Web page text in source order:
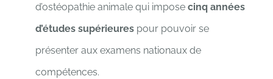
d’ostéopathie animale qui imposecinq années
d’études supérieures pour pouvoir se
présenter aux examens nationaux de
compétences.